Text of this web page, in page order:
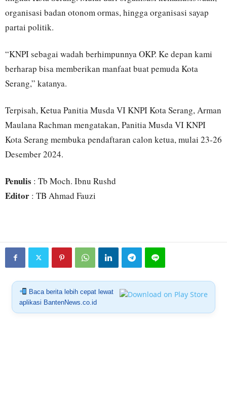
organisasi badan otonom ormas, hingga organisasi sayap
partai politik.
“KNPI sebagai wadah berhimpunnya OKP. Ke depan kami
berharap bisa memberikan manfaat buat pemuda Kota
Serang,” katanya.
Terpisah, Ketua Panitia Musda VI KNPI Kota Serang, Arman
Maulana Rachman mengatakan, Panitia Musda VI KNPI
Kota Serang membuka pendaftaran calon ketua, mulai 23-26
Desember 2024.
Penulis : Tb Moch. Ibnu Rushd
Editor : TB Ahmad Fauzi
Baca berita lebih cepat lewat
aplikasi BantenNews.co.id